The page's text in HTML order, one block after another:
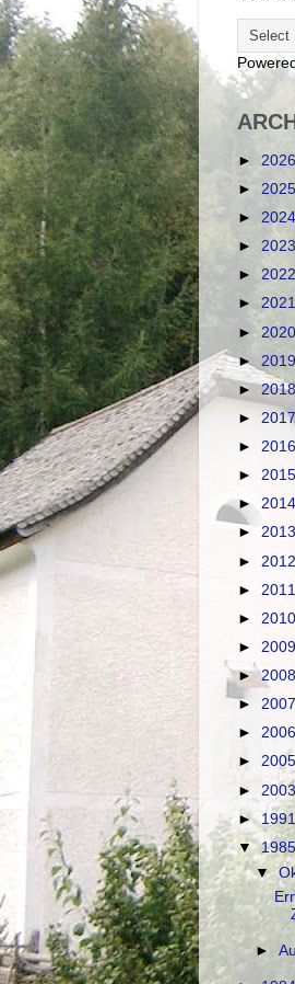
► 2026
► 2025
► 2024
► 2023
► 2022
► 2021
► 2020
► 2019
►
► 2017
► 2016
► 2015
► 2014
► 2013
► 2012
► 2011
► 2010
► 2009
►2008
► 2007
► 2006
► 2005
►
►
▼
▼
►